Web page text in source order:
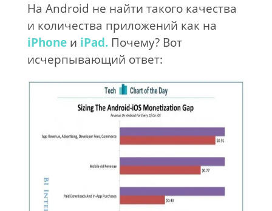
На Android не найти такого качества
и количества приложений как на
iPhoneи iPad.Почему? Вот
исчерпывающий ответ: